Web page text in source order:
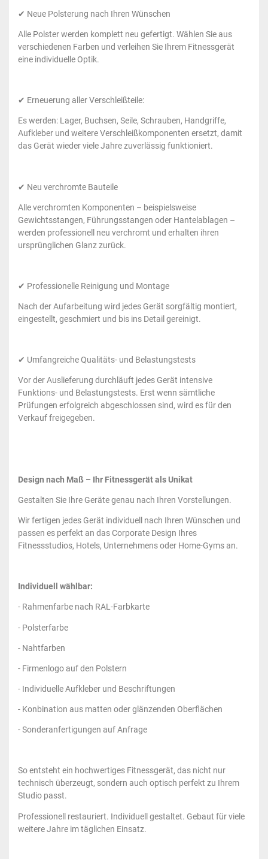
✔ Neue Polsterung nach Ihren Wünschen
Alle Polster werden komplett neu gefertigt. Wählen Sie aus
verschiedenen Farben und verleihen Sie Ihrem Fitnessgerät
eine individuelle Optik.
✔ Erneuerung aller Verschleißteile:
Es werden: Lager, Buchsen, Seile, Schrauben, Handgriffe,
Aufkleber und weitere Verschleißkomponenten ersetzt, damit
das Gerät wieder viele Jahre zuverlässig funktioniert.
✔ Neu verchromte Bauteile
Alle verchromten Komponenten – beispielsweise
Gewichtsstangen, Führungsstangen oder Hantelablagen –
werden professionell neu verchromt und erhalten ihren
ursprünglichen Glanz zurück.
✔ Professionelle Reinigung und Montage
Nach der Aufarbeitung wird jedes Gerät sorgfältig montiert,
eingestellt, geschmiert und bis ins Detail gereinigt.
✔ Umfangreiche Qualitäts- und Belastungstests
Vor der Auslieferung durchläuft jedes Gerät intensive
Funktions- und Belastungstests. Erst wenn sämtliche
Prüfungen erfolgreich abgeschlossen sind, wird es für den
Verkauf freigegeben.
Design nach Maß – Ihr Fitnessgerät als Unikat
Gestalten Sie Ihre Geräte genau nach Ihren Vorstellungen.
Wir fertigen jedes Gerät individuell nach Ihren Wünschen und
passen es perfekt an das Corporate Design Ihres
Fitnessstudios, Hotels, Unternehmens oder Home-Gyms an.
Individuell wählbar:
- Rahmenfarbe nach RAL-Farbkarte
- Polsterfarbe
- Nahtfarben
- Firmenlogo auf den Polstern
- Individuelle Aufkleber und Beschriftungen
- Konbination aus matten oder glänzenden Oberflächen
- Sonderanfertigungen auf Anfrage
So entsteht ein hochwertiges Fitnessgerät, das nicht nur
technisch überzeugt, sondern auch optisch perfekt zu Ihrem
Studio passt.
Professionell restauriert. Individuell gestaltet. Gebaut für viele
weitere Jahre im täglichen Einsatz.